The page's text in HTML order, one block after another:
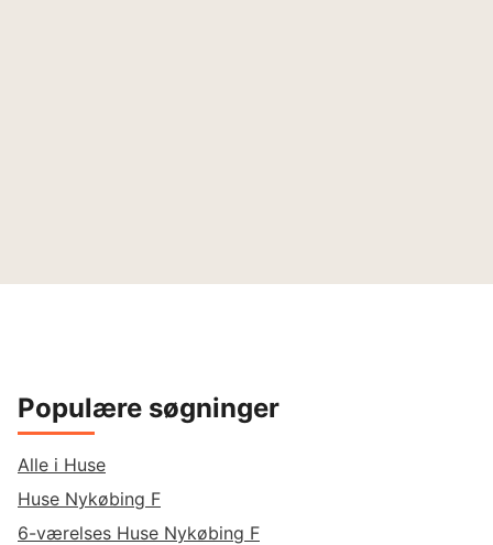
Populære søgninger
Alle i Huse
Huse Nykøbing F
6-værelses Huse Nykøbing F